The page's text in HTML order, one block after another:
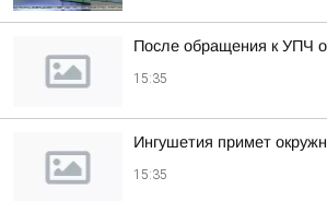
После обращения к УПЧ
15:35
Ингушетия примет
15:35